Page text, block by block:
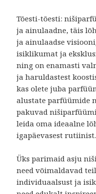
Tõesti-tõesti:
ja ainulaadne, täis
ja ainulaadse
isiklikumat ja
ning on enamasti
ja haruldastest
kas olete juba
alustate parfüümide
pakuvad
leida oma ideaalne
igapäevasest rutiinist.
Üks parimaid asju
need võimaldavad
individuaalsust ja